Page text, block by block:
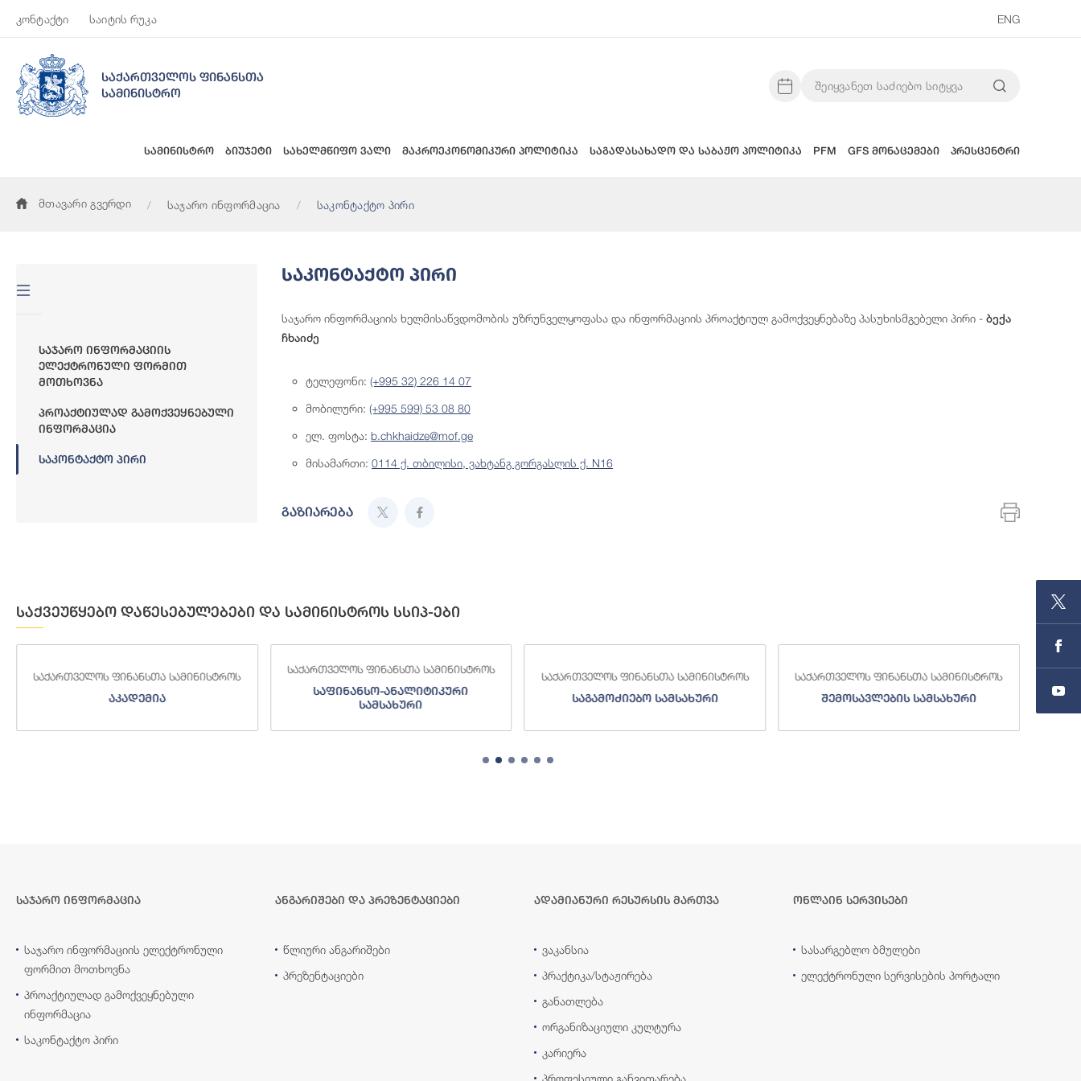
კონტაქტი საიტის რუკა ENG
საქართველოს ფინანსთა
სამინისტრო
სამინისტრო ბიუჯეტი სახელმწიფო ვალი მაკროეკონომიკური პოლიტიკა საგადასახადო და საბაჟო პოლიტიკა PFM GFS მონაცემები პრესცენტრი
მთავარი გვერდი საჯარო ინფორმაცია საკონტაქტო პირი
Საჯარო Ინფორმაციის
Ელექტრონული Ფორმით
Მოთხოვნა
Პროაქტიულად Გამოქვეყნებული
Ინფორმაცია
Საკონტაქტო Პირი
Საკონტაქტო Პირი
საჯარო ინფორმაციის ხელმისაწვდომობის უზრუნველყოფასა და ინფორმაციის პროაქტიულ გამოქვეყნებაზე პასუხისმგებელი პირი - ბექა
ჩხაიძე
ტელეფონი: (+995 32) 226 14 07
მობილური: (+995 599) 53 08 80
ელ. ფოსტა: b.chkhaidze@mof.ge
მისამართი: 0114 ქ. თბილისი, ვახტანგ გორგასლის ქ. N16
გაზიარება
საქვეუწყებო დაწესებულებები და სამინისტროს სსიპ-ები
საქართველოს ფინანსთა სამინისტროს
აკადემია
საქართველოს ფინანსთა სამინისტროს
საფინანსო-ანალიტიკური
სამსახური
საქართველოს ფინანსთა სამინისტროს
საგამოძიებო სამსახური
საქართველოს ფინანსთა სამინისტროს
შემოსავლების სამსახური
საჯარო ინფორმაცია
საჯარო ინფორმაციის ელექტრონული
ფორმით მოთხოვნა
პროაქტიულად გამოქვეყნებული
ინფორმაცია
საკონტაქტო პირი
ანგარიშები და პრეზენტაციები
წლიური ანგარიშები
პრეზენტაციები
ადამიანური რესურსის მართვა
ვაკანსია
პრაქტიკა/სტაჟირება
განათლება
ორგანიზაციული კულტურა
კარიერა
პროფესიული განვითარება
ონლაინ სერვისები
სასარგებლო ბმულები
ელექტრონული სერვისების პორტალი